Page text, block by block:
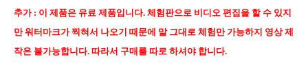
추가 : 이 제품은 유료 제품입니다. 체험판으로 비디오 편집을 할 수 있지
만 워터마크가 찍혀서 나오기 때문에 말 그대로 체험만 가능하지 영상 제
작은 불가능합니다. 따라서 구매를 따로 하셔야 합니다.